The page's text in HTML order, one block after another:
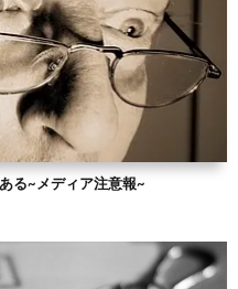
る~メディア注意報~